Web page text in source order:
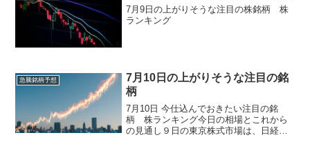
7月9日の上がりそうな注目の株銘柄 株
ランキング
急騰銘柄予想
7月10日の上がりそうな注目の銘
柄
7月10日 今仕込んでおきたい注目の銘
柄 株ランキング今日の相場とこれから
の見通し９日の東京株式市場は、日経平